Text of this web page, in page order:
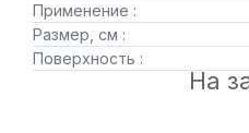
Применение :
Размер, см :
Поверхность :
На